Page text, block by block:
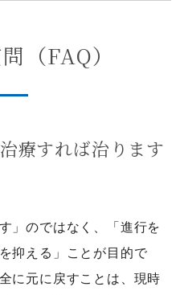
（FAQ）
療すれば治ります
」のではなく、「進行を
抑える」ことが目的で
に元に戻すことは、現時